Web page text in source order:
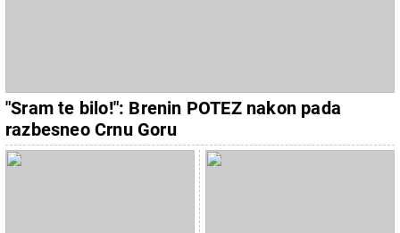
"Sram te bilo!": Brenin POTEZ nakon pada
razbesneo Crnu Goru